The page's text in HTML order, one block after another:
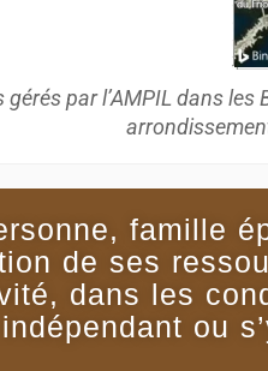
gérés par l’AMPIL dans
famille
de ses
dans les
ou